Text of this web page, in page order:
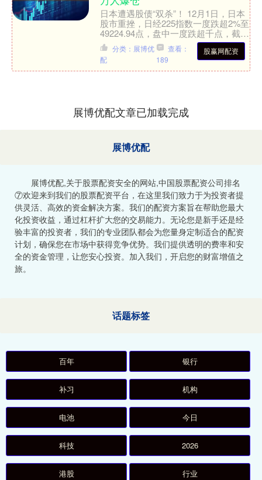
日本遭遇股债“双杀”！ 12月1日，日本
股市重挫，日经225指数一度跌超2%至
49224.94点，盘中一度跌超千点，截至
收盘，日经225指数收跌1.89%，报4....
股赢网配资
分类：展博优
配
查看：
189
展博优配文章已加载完成
展博优配
展博优配,关于股票配资安全的网站,中国股票配资公司排名
⑦欢迎来到我们的股票配资平台，在这里我们致力于为投资者提
供灵活、高效的资金解决方案。我们的配资方案旨在帮助您最大
化投资收益，通过杠杆扩大您的交易能力。无论您是新手还是经
验丰富的投资者，我们的专业团队都会为您量身定制适合的配资
计划，确保您在市场中获得竞争优势。我们提供透明的费率和安
全的资金管理，让您安心投资。加入我们，开启您的财富增值之
旅。
话题标签
百年 银行
补习 机构
电池 今日
科技 2026
港股 行业